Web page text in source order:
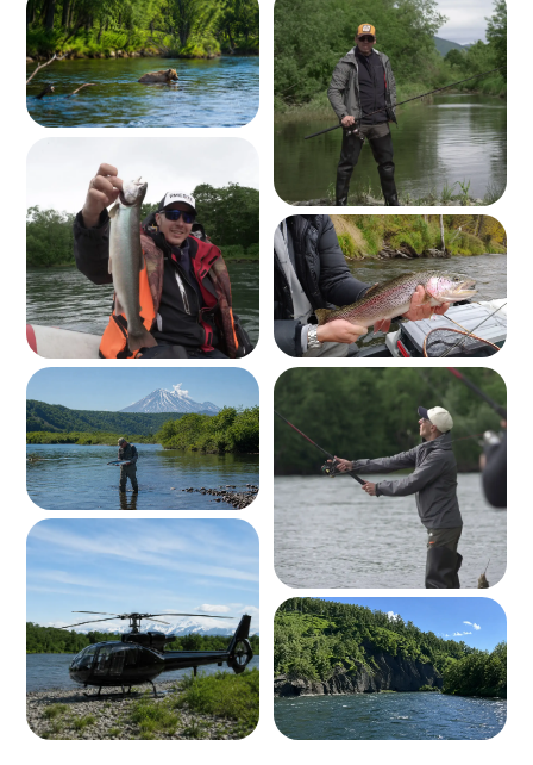
* Еще больше фото и видео в наших соц. сетях
Чтовас ждет
Продолжительность